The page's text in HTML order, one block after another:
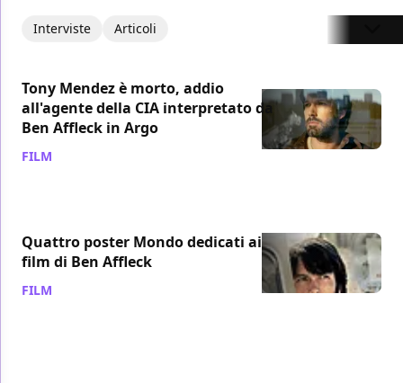
Interviste Articoli
Tony Mendez è morto, addio
all'agente della CIA interpretato da
Ben Affleck in Argo
FILM
Quattro poster Mondo dedicati ai
film di Ben Affleck
FILM